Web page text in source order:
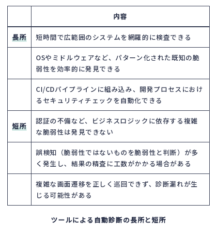
内容
長所 短時間で広範囲のシステムを網羅的に検査できる
OSやミドルウェアなど、パターン化された既知の脆
弱性を効率的に発見できる
CI/CDパイプラインに組み込み、開発プロセスにおけ
るセキュリティチェックを自動化できる
短所
認証の不備など、ビジネスロジックに依存する複雑
な脆弱性は発見できない
誤検知（脆弱性ではないものを脆弱性と判断）が多
く発生し、結果の精査に工数がかかる場合がある
複雑な画面遷移を正しく巡回できず、診断漏れが生
じる可能性がある
ツールによる自動診断の長所と短所